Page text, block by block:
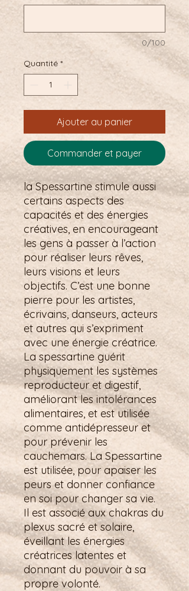
0/100
Quantité *
Ajouter au panier
Commander et payer
la Spessartine stimule aussi
certains aspects des
capacités et des énergies
créatives, en encourageant
les gens à passer à l’action
pour réaliser leurs rêves,
leurs visions et leurs
objectifs. C’est une bonne
pierre pour les artistes,
écrivains, danseurs, acteurs
et autres qui s’expriment
avec une énergie créatrice.
La spessartine guérit
physiquement les systèmes
reproducteur et digestif,
améliorant les intolérances
alimentaires, et est utilisée
comme antidépresseur et
pour prévenir les
cauchemars. La Spessartine
est utilisée, pour apaiser les
peurs et donner confiance
en soi pour changer sa vie.
Il est associé aux chakras du
plexus sacré et solaire,
éveillant les énergies
créatrices latentes et
donnant du pouvoir à sa
propre volonté.